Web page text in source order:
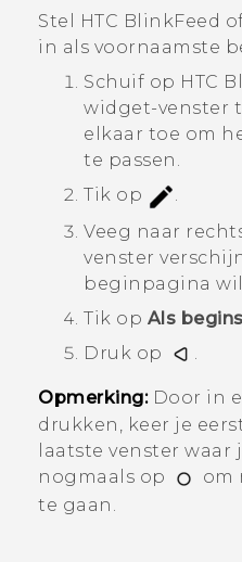
HTC Club
SUPPORT
HTC-apparaten & -
Aanmelden
Stel HTC BlinkFeed
in als voornaamste
Schuif op HTC
widget-venster
elkaar toe om
te passen.
Tik op
.
Veeg naar
venster
beginpagina
Tik op Als
Druk op
Opmerking:Door in
drukken, keer je
laatste venster waar
nogmaals op
om
te gaan.